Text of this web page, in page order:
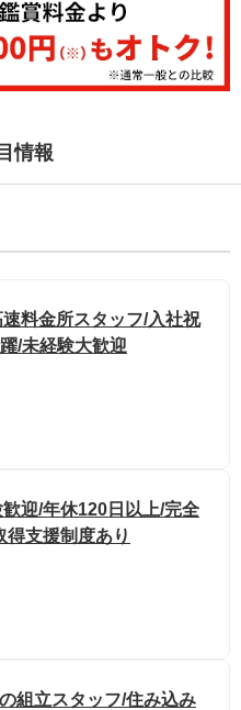
情報
料金所スタッフ/入社祝
/未経験大歓迎
迎/年休120日以上/完全
得支援制度あり
組立スタッフ/住み込み